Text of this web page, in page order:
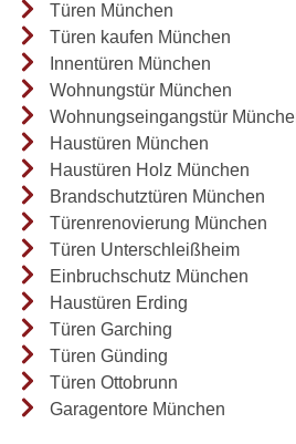
Türen München
Türen kaufen München
Innentüren München
Wohnungstür München
Wohnungseingangstür
Haustüren München
Haustüren Holz München
Brandschutztüren München
Türenrenovierung München
Türen Unterschleißheim
Einbruchschutz München
Haustüren Erding
Türen Garching
Türen Günding
Türen Ottobrunn
Garagentore München